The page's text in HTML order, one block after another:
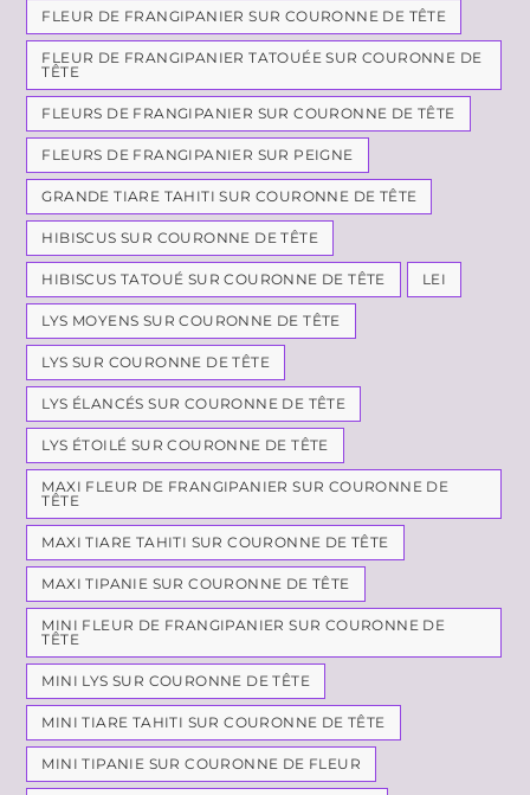
FLEUR DE FRANGIPANIER SUR COURONNE DE TÊTE
FLEUR DE FRANGIPANIER TATOUÉE SUR COURONNE DE
TÊTE
FLEURS DE FRANGIPANIER SUR COURONNE DE TÊTE
FLEURS DE FRANGIPANIER SUR PEIGNE
GRANDE TIARE TAHITI SUR COURONNE DE TÊTE
HIBISCUS SUR COURONNE DE TÊTE
HIBISCUS TATOUÉ SUR COURONNE DE TÊTE LEI
LYS MOYENS SUR COURONNE DE TÊTE
LYS SUR COURONNE DE TÊTE
LYS ÉLANCÉS SUR COURONNE DE TÊTE
LYS ÉTOILÉ SUR COURONNE DE TÊTE
MAXI FLEUR DE FRANGIPANIER SUR COURONNE DE
TÊTE
MAXI TIARE TAHITI SUR COURONNE DE TÊTE
MAXI TIPANIE SUR COURONNE DE TÊTE
MINI FLEUR DE FRANGIPANIER SUR COURONNE DE
TÊTE
MINI LYS SUR COURONNE DE TÊTE
MINI TIARE TAHITI SUR COURONNE DE TÊTE
MINI TIPANIE SUR COURONNE DE FLEUR